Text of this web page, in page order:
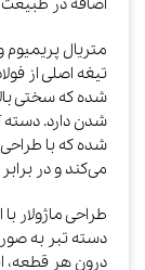
اضافه در
متریال
شده که سختی
شدن دارد. دسته
می‌کند و در
طراحی ماژولار
دسته تبر به
درون هر قطعه،